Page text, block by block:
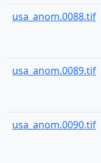
usa_anom.0088.tif
usa_anom.0089.tif
usa_anom.0090.tif